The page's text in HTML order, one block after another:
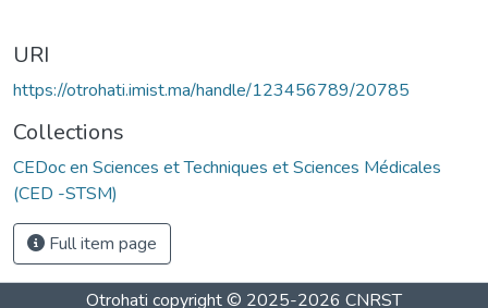
URI
https://otrohati.imist.ma/handle/123456789/20785
Collections
CEDoc en Sciences et Techniques et Sciences Médicales
(CED -STSM)
Full item page
Otrohati copyright © 2025-2026 CNRST